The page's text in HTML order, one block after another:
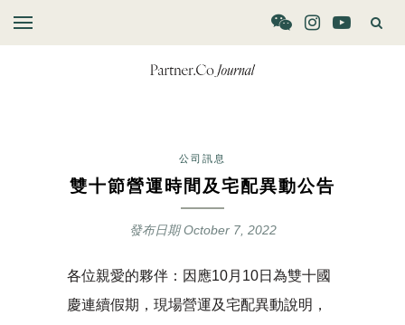
公司訊息
雙十節營運時間及宅配異動公告
發布日期October 7, 2022
各位親愛的夥伴：因應10月10日為雙十國
慶連續假期，現場營運及宅配異動說明，